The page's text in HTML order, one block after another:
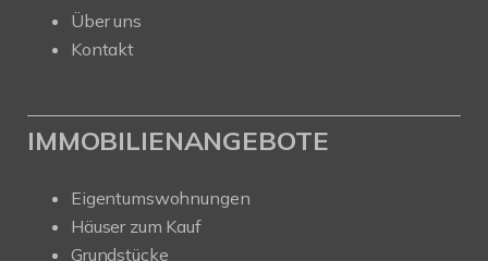
Über uns
Kontakt
IMMOBILIENANGEBOTE
Eigentumswohnungen
Häuser zum Kauf
Grundstücke